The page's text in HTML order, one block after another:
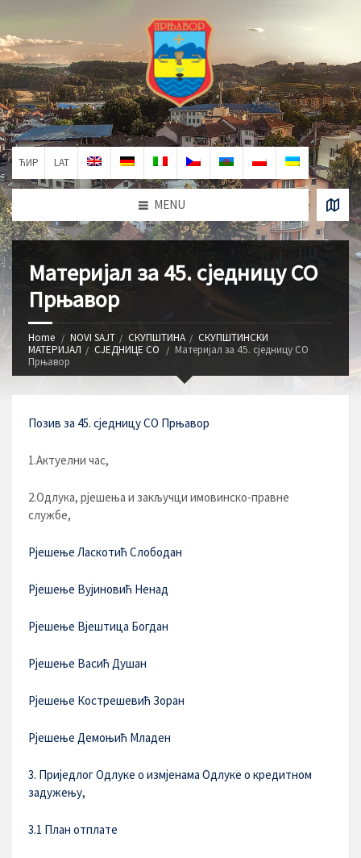
ЋИР LAT
MENU
Материјал за 45. сједницу СО
Прњавор
Home NOVI SAJT СКУПШТИНА
СКУПШТИНСКИ
МАТЕРИЈАЛ
СЈЕДНИЦЕ СО
Материјал за 45. сједницу СО
Прњавор
Позив за 45. сједницу СО Прњавор
1.Актуелни час,
2.Одлука, рјешења и закључци имовинско-правне
службе,
Рјешење Ласкотић Слободан
Рјешење Вујиновић Ненад
Рјешење Вјештица Богдан
Рјешење Васић Душан
Рјешење Кострешевић Зоран
Рјешење Демоњић Младен
3. Приједлог Одлуке о измјенама Одлуке о кредитном
задужењу,
3.1 План отплате